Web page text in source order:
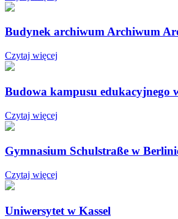
Budynek archiwum Archiwum
Czytaj więcej
Budowa kampusu edukacyjnego
Czytaj więcej
Gymnasium Schulstraße w
Czytaj więcej
Uniwersytet w Kassel